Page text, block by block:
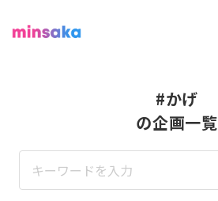
#かげ
の企画一覧